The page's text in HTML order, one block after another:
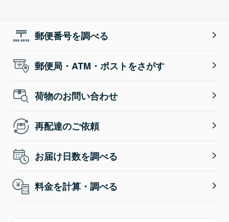
郵便番号を調べる
郵便局・ATM・ポストをさがす
荷物のお問い合わせ
再配達のご依頼
お届け日数を調べる
料金を計算・調べる